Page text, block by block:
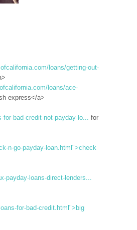
loans/getting-out-
loans/ace-
express</a>
bad-credit-not-payday-lo... for
n-go-payday-loan.html">check
payday-loans-direct-lenders...
for-bad-credit.html">big